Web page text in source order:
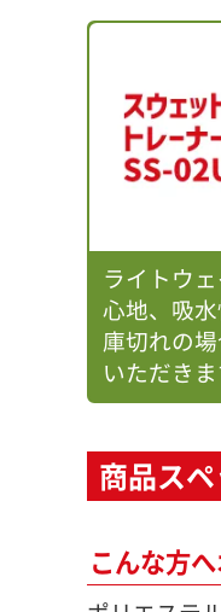
ライトウ
心地、吸
庫切れの
いただきま
商品ス
こんな方